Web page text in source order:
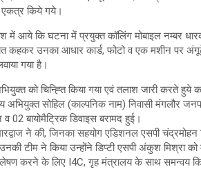
एकत्र किये गये।
में आये कि घटना में प्रयुक्त कॉलिंग मोबाइल नम्बर
कहकर उनका आधार कार्ड, फोटो व एक मशीन पर
गया है।
को चिन्ह्ति किया गया एवं तलाश जारी करते हुये
सोहिल (काल्पनिक नाम) निवासी मंगलौर
02 बायोमैट्रिक डिवाइस बरामद हुई।
ने की, जिनका सहयोग एडिशनल एसपी
ने किया उन्होंने डिप्टी एसपी अंकुश मिश्रा को
करने के लिए I4C, गृह मंत्रालय के साथ समन्वय